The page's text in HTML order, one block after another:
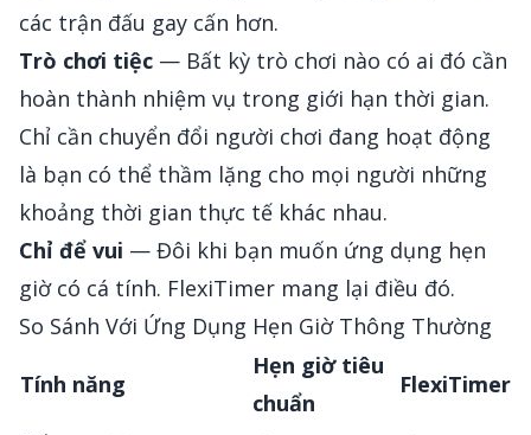
các trận đấu gay cấn hơn.
Trò chơi tiệc — Bất kỳ trò chơi nào có ai đó cần
hoàn thành nhiệm vụ trong giới hạn thời gian.
Chỉ cần chuyển đổi người chơi đang hoạt động
là bạn có thể thầm lặng cho mọi người những
khoảng thời gian thực tế khác nhau.
Chỉ để vui — Đôi khi bạn muốn ứng dụng hẹn
giờ có cá tính. FlexiTimer mang lại điều đó.
So Sánh Với Ứng Dụng Hẹn Giờ Thông Thường
Tính năng
Hẹn giờ tiêu
chuẩn
FlexiTimer